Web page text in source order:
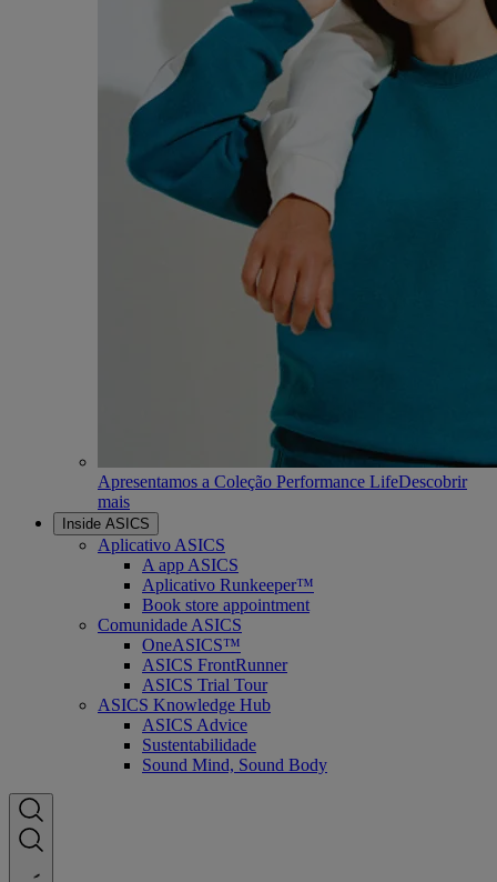
Apresentamos a Coleção Performance LifeDescobrir
mais
Inside ASICS
Aplicativo ASICS
A app ASICS
Aplicativo Runkeeper™
Book store appointment
Comunidade ASICS
OneASICS™
ASICS FrontRunner
ASICS Trial Tour
ASICS Knowledge Hub
ASICS Advice
Sustentabilidade
Sound Mind, Sound Body